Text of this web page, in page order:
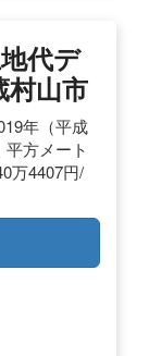
代デ
山市
年（平成
方メート
万4407円/